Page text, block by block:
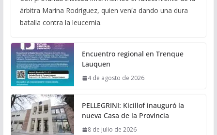
árbitra Marina Rodríguez, quien venía dando una dura
batalla contra la leucemia.
Encuentro regional en Trenque
Lauquen
4 de agosto de 2026
PELLEGRINI: Kicillof inauguró la
nueva Casa de la Provincia
8 de julio de 2026